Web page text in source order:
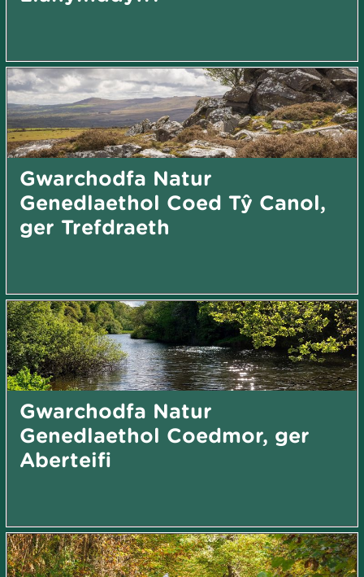
Gwarchodfa Natur
Genedlaethol Coed Tŷ Canol,
ger Trefdraeth
Gwarchodfa Natur
Genedlaethol Coedmor, ger
Aberteifi